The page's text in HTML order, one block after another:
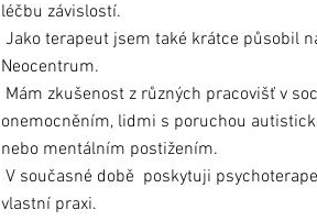
léčbu závislostí.
Jako terapeut jsem také krátce působil
Neocentrum.
Mám zkušenost z různých pracovišť v
onemocněním, lidmi s poruchou
nebo mentálním postižením.
V současné době poskytuji
vlastní praxi.